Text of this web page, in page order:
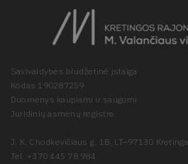
Savivaldybės biudžetinė įstaiga
Kodas 190287259
Duomenys kaupiami ir saugomi
Juridinių asmenų registre
J. K. Chodkevičiaus g. 1B, LT–97130 Kretinga
Tel. +370 445 78 984